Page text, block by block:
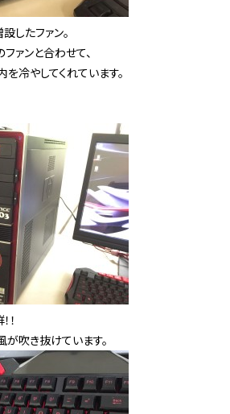
したファン。
ァンと合わせて、
冷やしてくれています。
！
吹き抜けています。